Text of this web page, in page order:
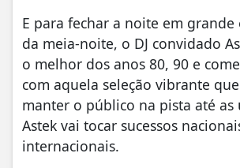
E para fechar a noite em
da meia-noite, o DJ convidado
o melhor dos anos 80, 90 e
com aquela seleção vibrante
manter o público na pista até as
Astek vai tocar sucessos
internacionais.